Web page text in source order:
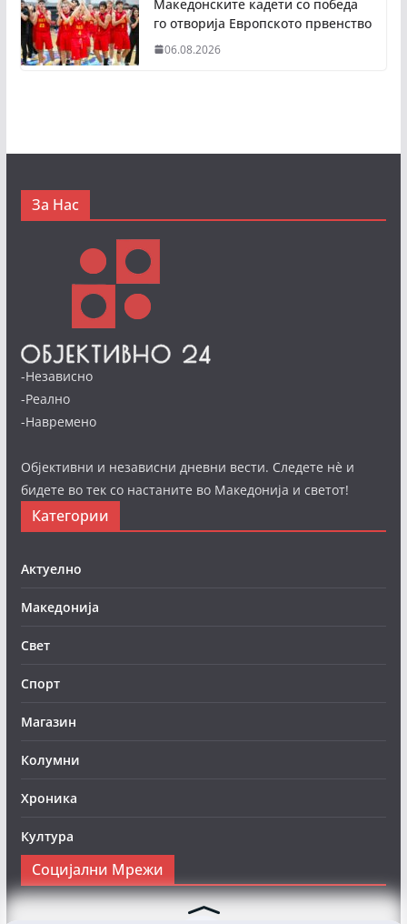
Македонските кадети со победа
го отворија Европското првенство
06.08.2026
За Нас
-Независно
-Реално
-Навремено
Објективни и независни дневни вести. Следете нè и
бидете во тек со настаните во Македонија и светот!
Категории
Актуелно
Македонија
Свет
Спорт
Магазин
Колумни
Хроника
Култура
Социјални Мрежи